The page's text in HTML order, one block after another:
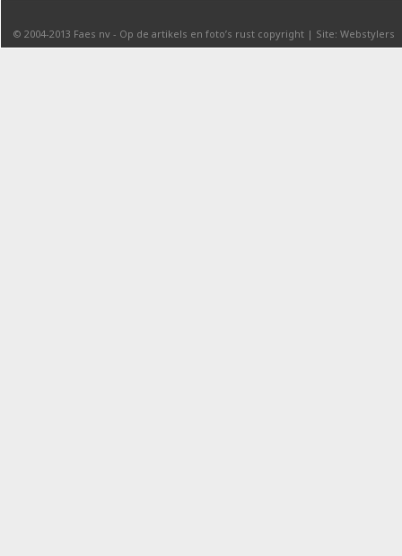
© 2004-2013 Faes nv - Op de artikels en foto’s rust copyright | Site: Webstylers